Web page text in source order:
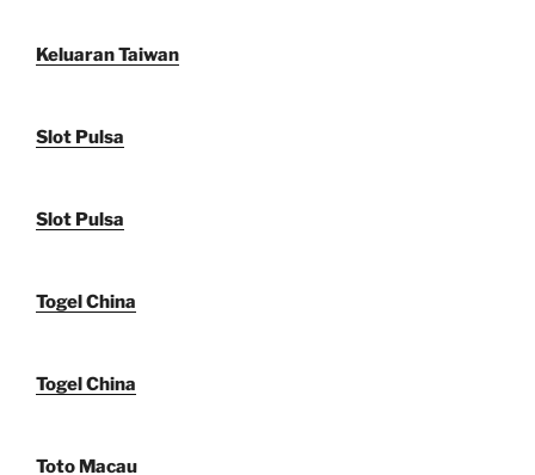
Keluaran Taiwan
Slot Pulsa
Slot Pulsa
Togel China
Togel China
Toto Macau